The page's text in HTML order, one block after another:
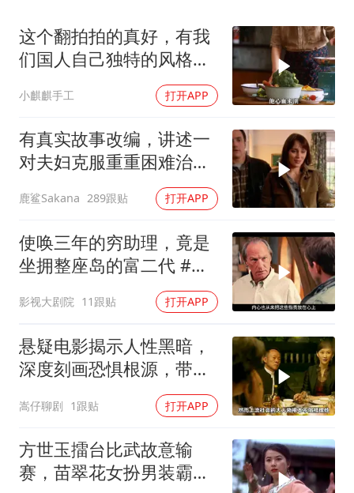
茅台部分直营店飞天茅台提价
白海豚将正面袭击贯穿浙江
酒店回应车内过夜被收150元
乐享全民健身 共筑健康中国
这个翻拍拍的真好，有我
们国人自己独特的风格魅
小麒麒手工 打开APP
有真实故事改编，讲述一
对夫妇克服重重困难治疗
鹿鲨Sakana 289跟贴 打开APP
使唤三年的穷助理，竟是
坐拥整座岛的富二代 #电
影视大剧院 11跟贴 打开APP
悬疑电影揭示人性黑暗，
深度刻画恐惧根源，带你
嵩仔聊剧 1跟贴 打开APP
方世玉擂台比武故意输
赛，苗翠花女扮男装霸气